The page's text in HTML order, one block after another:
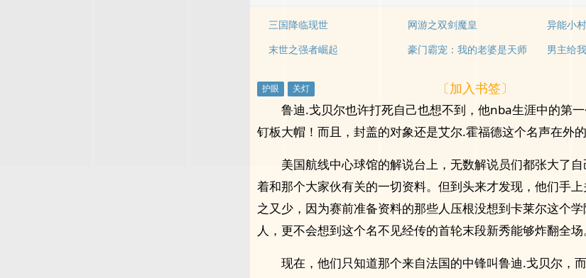
三国降临现世 网游之双剑魔皇
异能小
末世之强者崛起
豪门霸宠：我的老婆是天师 男主给
〔加入书签〕
鲁迪.戈贝尔也许打死自己也想不到，他nba生涯中的第
钉板大帽！而且，封盖的对象还是艾尔.霍福德这个名声在外的
美国航线中心球馆的解说台上，无数解说员们都张大了
着和那个大家伙有关的一切资料。但到头来才发现，他们手
之又少，因为赛前准备资料的那些人压根没想到卡莱尔这个
人，更不会想到这个名不见经传的首轮末段新秀能够炸翻全场
现在，他们只知道那个来自法国的中锋叫鲁迪.戈贝尔，